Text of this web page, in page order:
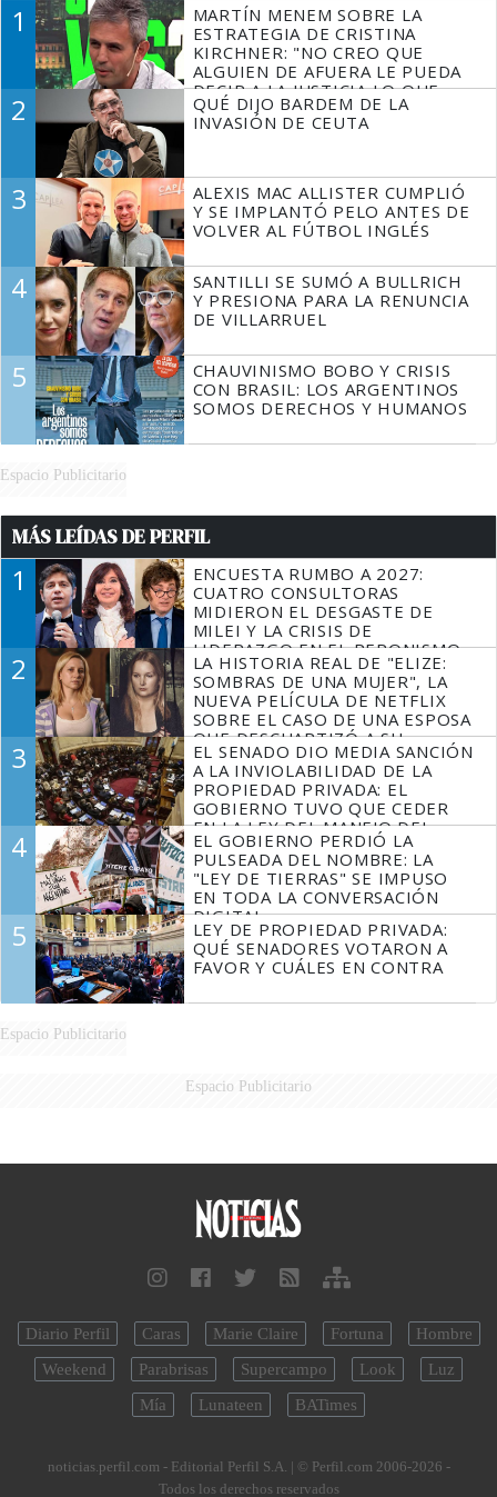
1
MARTÍN MENEM SOBRE LA
ESTRATEGIA DE CRISTINA
KIRCHNER: "NO CREO QUE
ALGUIEN DE AFUERA LE PUEDA
DECIR A LA JUSTICIA LO QUE
TIENE QUE HACER"
2
QUÉ DIJO BARDEM DE LA
INVASIÓN DE CEUTA
3
ALEXIS MAC ALLISTER CUMPLIÓ
Y SE IMPLANTÓ PELO ANTES DE
VOLVER AL FÚTBOL INGLÉS
4
SANTILLI SE SUMÓ A BULLRICH
Y PRESIONA PARA LA RENUNCIA
DE VILLARRUEL
5
CHAUVINISMO BOBO Y CRISIS
CON BRASIL: LOS ARGENTINOS
SOMOS DERECHOS Y HUMANOS
Espacio Publicitario
MÁS LEÍDAS DE PERFIL
1
ENCUESTA RUMBO A 2027:
CUATRO CONSULTORAS
MIDIERON EL DESGASTE DE
MILEI Y LA CRISIS DE
LIDERAZGO EN EL PERONISMO
2
LA HISTORIA REAL DE "ELIZE:
SOMBRAS DE UNA MUJER", LA
NUEVA PELÍCULA DE NETFLIX
SOBRE EL CASO DE UNA ESPOSA
QUE DESCUARTIZÓ A SU
MARIDO
3
EL SENADO DIO MEDIA SANCIÓN
A LA INVIOLABILIDAD DE LA
PROPIEDAD PRIVADA: EL
GOBIERNO TUVO QUE CEDER
EN LA LEY DEL MANEJO DEL
FUEGO
4
EL GOBIERNO PERDIÓ LA
PULSEADA DEL NOMBRE: LA
"LEY DE TIERRAS" SE IMPUSO
EN TODA LA CONVERSACIÓN
DIGITAL
5
LEY DE PROPIEDAD PRIVADA:
QUÉ SENADORES VOTARON A
FAVOR Y CUÁLES EN CONTRA
Espacio Publicitario
Espacio Publicitario
Diario Perfil Caras Marie Claire Fortuna
Hombre
Weekend
Parabrisas Supercampo Look
Luz
Mía
Lunateen BATimes
noticias.perfil.com - Editorial Perfil S.A. | © Perfil.com 2006-2026 -
Todos los derechos reservados